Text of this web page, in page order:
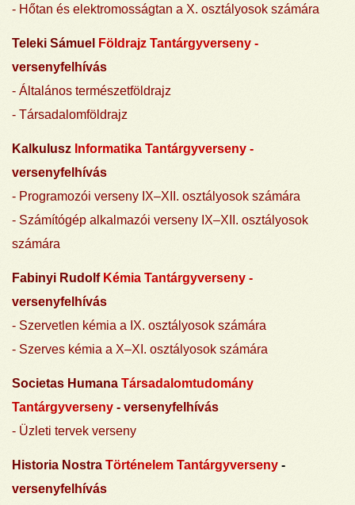
- Hőtan és elektromosságtan a X. osztályosok számára
Teleki Sámuel
Földrajz Tantárgyverseny -
versenyfelhívás
- Általános természetföldrajz
- Társadalomföldrajz
Kalkulusz Informatika Tantárgyverseny -
versenyfelhívás
- Programozói verseny IX–XII. osztályosok számára
- Számítógép alkalmazói verseny IX–XII. osztályosok
számára
Fabinyi RudolfKémia Tantárgyverseny -
versenyfelhívás
- Szervetlen kémia a IX. osztályosok számára
- Szerves kémia a X–XI. osztályosok számára
Societas Humana Társadalomtudomány
Tantárgyverseny - versenyfelhívás
- Üzleti tervek verseny
Historia Nostra Történelem Tantárgyverseny -
versenyfelhívás